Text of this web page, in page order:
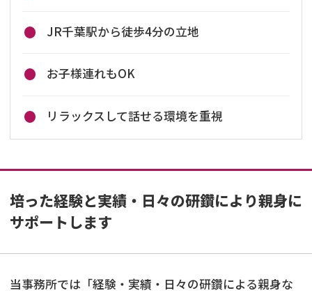
JR千葉駅から徒歩4分の立地
お子様連れもOK
リラックスして話せる環境を重視
培った経験と実績・日々の研鑽により親身に
サポートします
当事務所では「経験・実績・日々の研鑽による親身な